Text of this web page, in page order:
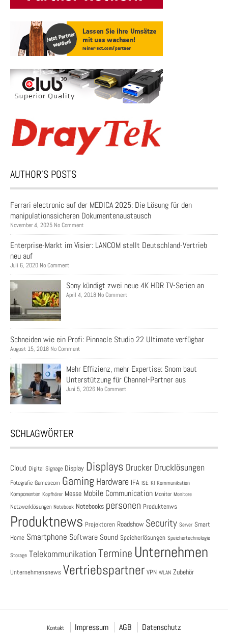
AUTHOR’S POSTS
Ferrari electronic auf der MEDICA 2025: Die Lösung für den
manipulationssicheren Dokumentenaustausch
November 4, 2025 No Comment
Enterprise-Markt im Visier: LANCOM stellt Deutschland-Vertrieb
neu auf
Juli 6, 2020 No Comment
Sony kündigt zwei neue 4K HDR TV-Serien an
April 4, 2018 No Comment
Schneiden wie ein Profi: Pinnacle Studio 22 Ultimate verfügbar
August 15, 2018 No Comment
Mehr Effizienz, mehr Expertise: Snom baut
Unterstützung für Channel-Partner aus
Juni 5, 2026 No Comment
SCHLAGWÖRTER
Cloud Digital Signage Display Displays Drucker Drucklösungen
Fotografie Gamescom Gaming Hardware IFA ISE KI Kommunikation
Komponenten Kopfhörer Messe Mobile Communication Monitor Monitore
Netzwerklösungen Notebook Notebooks personen Produktenws
Produktnews Projektoren Roadshow Security Server Smart
Home Smartphone Software Sound Speicherlösungen Speichertechnologie
Storage Telekommunikation Termine Unternehmen
Unternehmensnews Vertriebspartner VPN WLAN Zubehör
Kontakt Impressum AGB Datenschutz